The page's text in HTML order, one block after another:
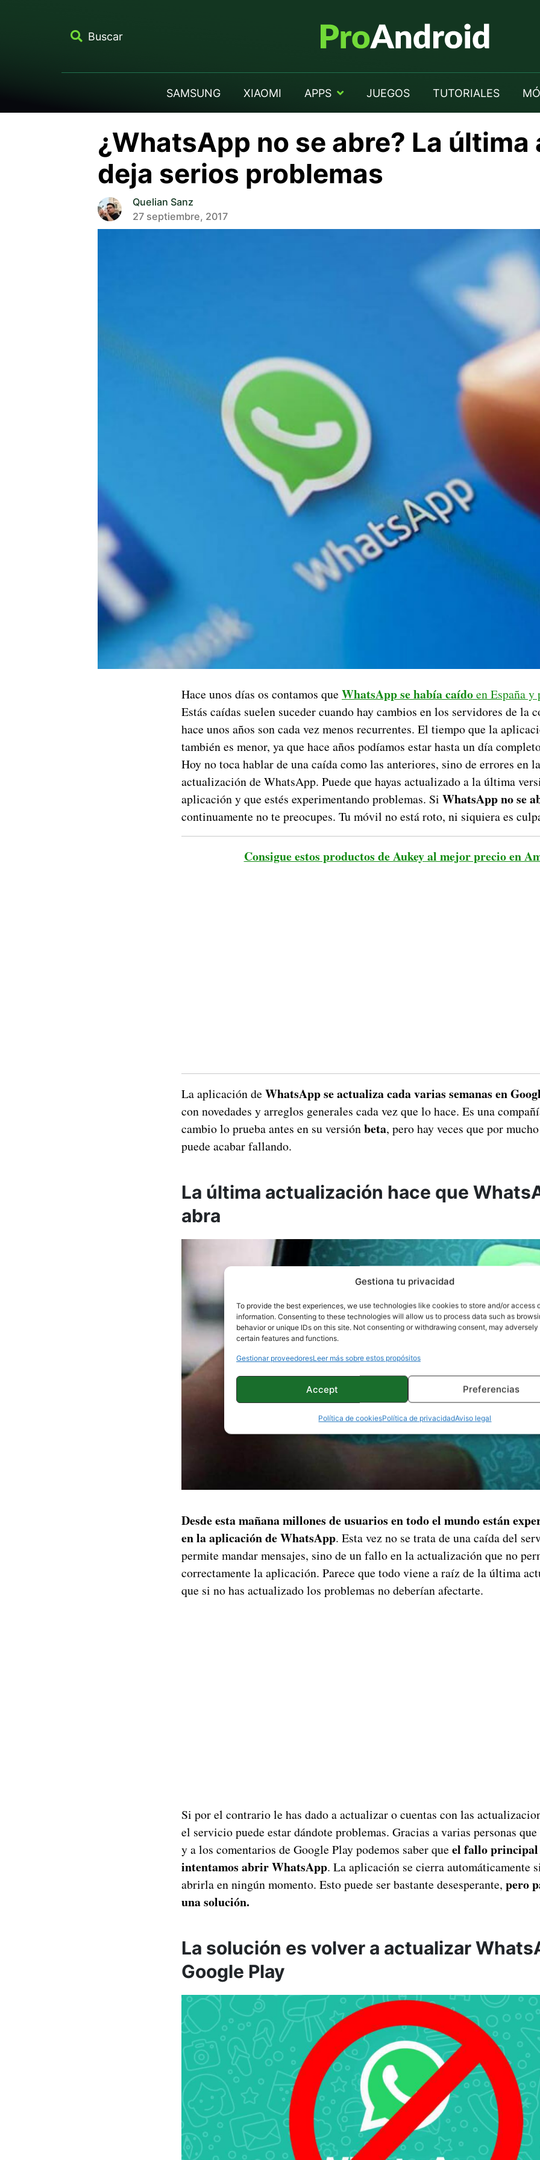
Gestiona tu privacidad
To provide the best experiences, we use technologies like cookies to store and/or access
information. Consenting to these technologies will allow us to process data such as
behavior or unique IDs on this site. Not consenting or withdrawing consent, may
certain features and functions.
Gestionar proveedoresLeer más sobre estos propósitos
Accept Preferencias
Política de cookiesPolítica de privacidadAviso legal
Buscar
SAMSUNG XIAOMI APPS JUEGOS TUTORIALES
¿WhatsApp no se abre? La
deja serios problemas
Quelian Sanz
27 septiembre, 2017
Hace unos días os contamos que WhatsApp se había caídoen España y
Estás caídas suelen suceder cuando hay cambios en los servidores de la
hace unos años son cada vez menos recurrentes. El tiempo que la
también es menor, ya que hace años podíamos estar hasta un día
Hoy no toca hablar de una caída como las anteriores, sino de errores en
actualización de WhatsApp. Puede que hayas actualizado a la última
aplicación y que estés experimentando problemas. Si WhatsApp no se
continuamente no te preocupes. Tu móvil no está roto, ni siquiera es
Consigue estos productos de Aukey al mejor precio en
La aplicación de WhatsApp se actualiza cada varias semanas en
con novedades y arreglos generales cada vez que lo hace. Es una
cambio lo prueba antes en su versiónbeta, pero hay veces que por
puede acabar fallando.
La última actualización hace que
abra
Desde esta mañana millones de usuarios en todo el mundo están
en la aplicación de WhatsApp. Esta vez no se trata de una caída del
permite mandar mensajes, sino de un fallo en la actualización que no
correctamente la aplicación. Parece que todo viene a raíz de la última
que si no has actualizado los problemas no deberían afectarte.
Si por el contrario le has dado a actualizar o cuentas con las
el servicio puede estar dándote problemas. Gracias a varias personas
y a los comentarios de Google Play podemos saber que el fallo
intentamos abrir WhatsApp. La aplicación se cierra automáticamente
abrirla en ningún momento. Esto puede ser bastante desesperante, pero
una solución.
La solución es volver a actualizar
Google Play